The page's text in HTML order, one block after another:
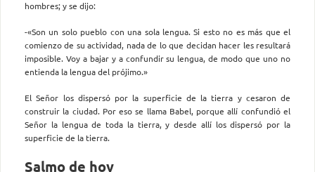
hombres; y se dijo:
-«Son un solo pueblo con una sola lengua. Si esto no es más que el
comienzo de su actividad, nada de lo que decidan hacer les resultará
imposible. Voy a bajar y a confundir su lengua, de modo que uno no
entienda la lengua del prójimo.»
El Señor los dispersó por la superficie de la tierra y cesaron de
construir la ciudad. Por eso se llama Babel, porque allí confundió el
Señor la lengua de toda la tierra, y desde allí los dispersó por la
superficie de la tierra.
Salmo de hoy